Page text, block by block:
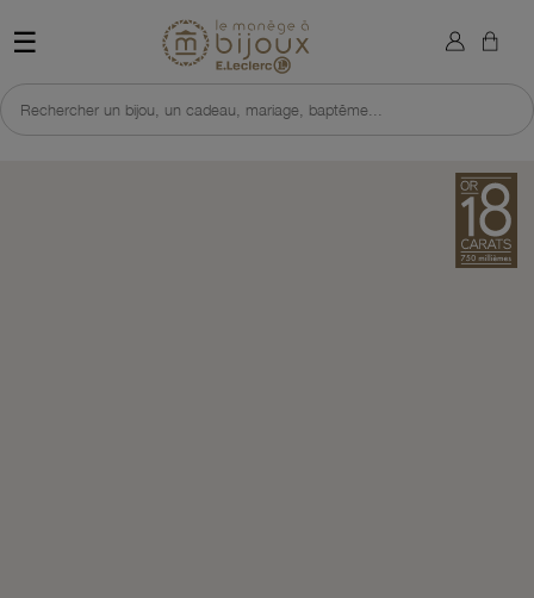
☰ Retour à l'accueil du site
Rechercher un bijou, un cadeau, mariage, baptême...
×